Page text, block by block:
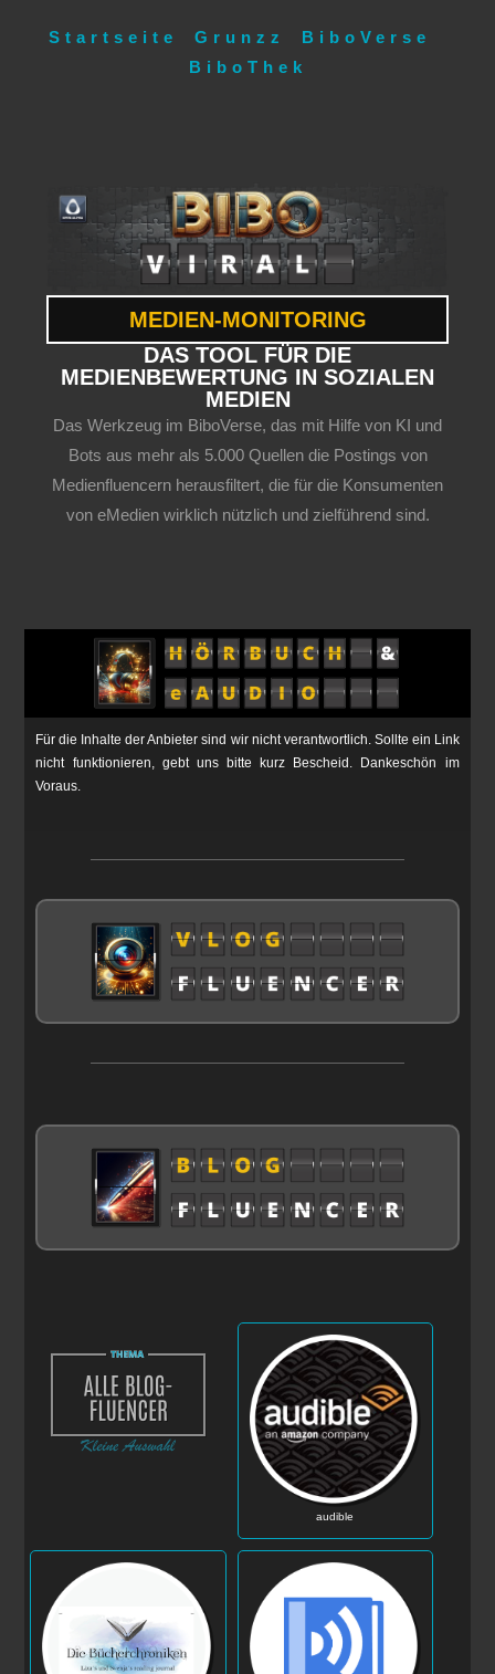
Startseite Grunzz
BiboVerse
BiboThek
MEDIEN-MONITORING
DAS TOOL FÜR DIE
MEDIENBEWERTUNG IN SOZIALEN
MEDIEN
Das Werkzeug im BiboVerse, das mit Hilfe von KI und
Bots aus mehr als 5.000 Quellen die Postings von
Medienfluencern herausfiltert, die für die Konsumenten
von eMedien wirklich nützlich und zielführend sind.
Für die Inhalte der Anbieter sind wir nicht verantwortlich. Sollte ein Link
nicht funktionieren, gebt uns bitte kurz Bescheid. Dankeschön im
Voraus.
audible